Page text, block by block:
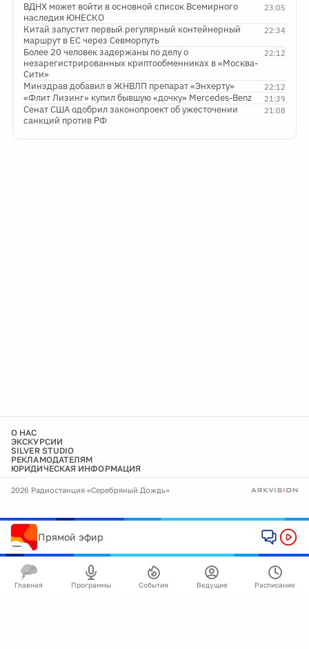
23:05
ВДНХ может войти в основной список Всемирного
наследия ЮНЕСКО
22:34
Китай запустит первый регулярный контейнерный
маршрут в ЕС через Севморпуть
22:12
Более 20 человек задержаны по делу о
незарегистрированных криптообменниках в «Москва-
Сити»
22:12
Минздрав добавил в ЖНВЛП препарат «Энхерту»
21:39
«Флит Лизинг» купил бывшую «дочку» Mercedes-Benz
21:08
Сенат США одобрил законопроект об ужесточении
санкций против РФ
О НАС
ЭКСКУРСИИ
SILVER STUDIO
РЕКЛАМОДАТЕЛЯМ
ЮРИДИЧЕСКАЯ ИНФОРМАЦИЯ
2026 Радиостанция «Серебряный Дождь»
Прямой эфир
Главная Программы События Ведущие Расписание